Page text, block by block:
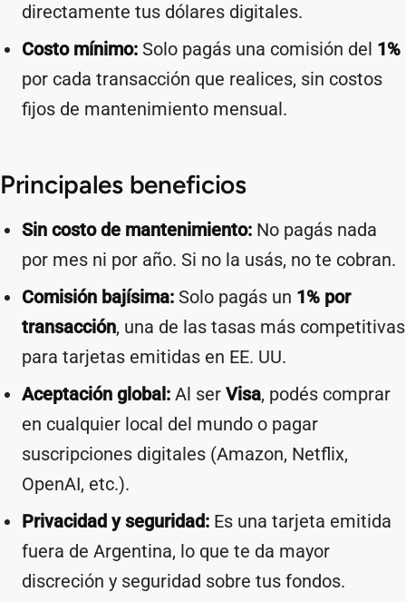
directamente tus dólares digitales.
Costo mínimo: Solo pagás una comisión del 1%
por cada transacción que realices, sin costos
fijos de mantenimiento mensual.
Principales beneficios
Sin costo de mantenimiento: No pagás nada
por mes ni por año. Si no la usás, no te cobran.
Comisión bajísima: Solo pagás un 1% por
transacción, una de las tasas más competitivas
para tarjetas emitidas en EE. UU.
Aceptación global: Al ser Visa, podés comprar
en cualquier local del mundo o pagar
suscripciones digitales (Amazon, Netflix,
OpenAI, etc.).
Privacidad y seguridad: Es una tarjeta emitida
fuera de Argentina, lo que te da mayor
discreción y seguridad sobre tus fondos.